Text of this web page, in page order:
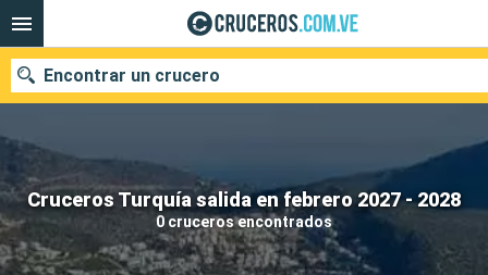
Cruceros Turquía salida en febrero 2027 - 2028
0 cruceros encontrados
Encontrar un crucero
Nuestros destinos
Fecha de salida